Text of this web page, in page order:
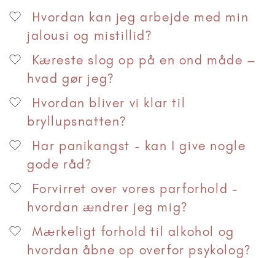
Hvordan kan jeg arbejde med min
jalousi og mistillid?
Kæreste slog op på en ond måde –
hvad gør jeg?
Hvordan bliver vi klar til
bryllupsnatten?
Har panikangst - kan I give nogle
gode råd?
Forvirret over vores parforhold -
hvordan ændrer jeg mig?
Mærkeligt forhold til alkohol og
hvordan åbne op overfor psykolog?